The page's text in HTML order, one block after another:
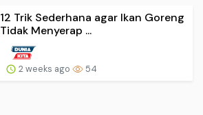
12 Trik Sederhana agar Ikan Goreng
Tidak Menyerap ...
2 weeks ago 54